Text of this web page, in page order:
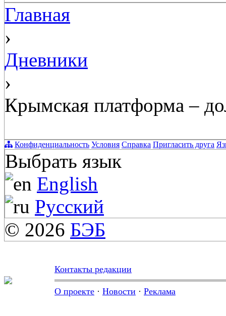
Главная
›
Дневники
›
Крымская платформа –
Конфиденциальность Условия Справка Пригласить друга
Выбрать язык
English
Русский
© 2026 БЭБ
Контакты редакции
О проекте · Новости · Реклама